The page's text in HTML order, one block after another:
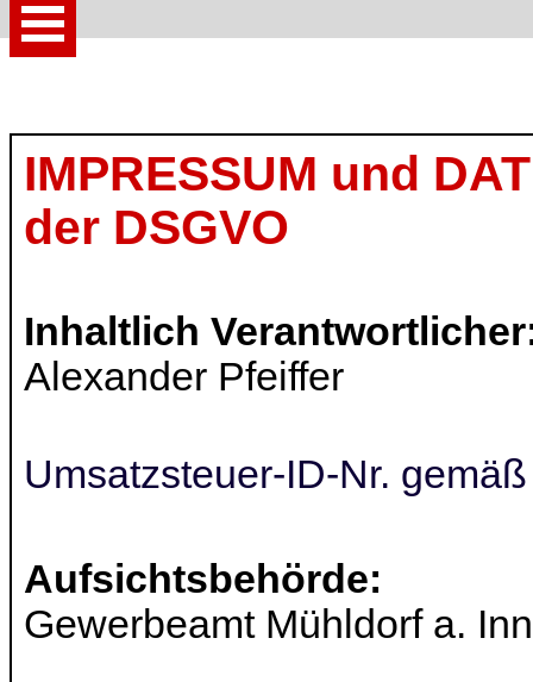
IMPRESSUM und
der DSGVO
Inhaltlich
Alexander Pfeiffer
Umsatzsteuer-ID-Nr.
Aufsichtsbehörde:
Gewerbeamt Mühldorf a. Inn